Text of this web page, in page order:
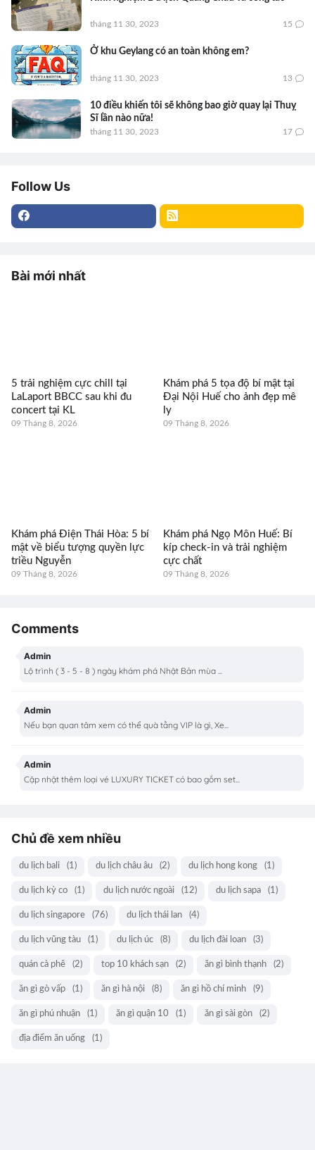
tháng 11 30, 2023 15
Ở khu Geylang có an toàn không em?
tháng 11 30, 2023 13
10 điều khiến tôi sẽ không bao giờ quay lại Thuỵ
Sĩ lần nào nữa!
tháng 11 30, 2023 17
Follow Us
Bài mới nhất
5 trải nghiệm cực chill tại
LaLaport BBCC sau khi đu
concert tại KL
09 Tháng 8, 2026
Khám phá 5 tọa độ bí mật tại
Đại Nội Huế cho ảnh đẹp mê
ly
09 Tháng 8, 2026
Khám phá Điện Thái Hòa: 5 bí
mật về biểu tượng quyền lực
triều Nguyễn
09 Tháng 8, 2026
Khám phá Ngọ Môn Huế: Bí
kíp check-in và trải nghiệm
cực chất
09 Tháng 8, 2026
Comments
Admin
Lộ trình ( 3 - 5 - 8 ) ngày khám phá Nhật Bản mùa ...
Admin
Nếu bạn quan tâm xem có thể quà tằng VIP là gì, Xe...
Admin
Cập nhật thêm loại vé LUXURY TICKET có bao gồm set...
Chủ đề xem nhiều
du lịch bali (1) du lịch châu âu (2) du lịch hong kong (1)
du lịch kỳ co (1) du lịch nước ngoài (12) du lịch sapa (1)
du lịch singapore (76) du lịch thái lan (4)
du lịch vũng tàu (1) du lịch úc (8) du lịch đài loan (3)
quán cà phê (2) top 10 khách sạn (2) ăn gì bình thạnh (2)
ăn gì gò vấp (1) ăn gì hà nội (8) ăn gì hồ chí minh (9)
ăn gì phú nhuận (1) ăn gì quận 10 (1) ăn gì sài gòn (2)
địa điểm ăn uống (1)